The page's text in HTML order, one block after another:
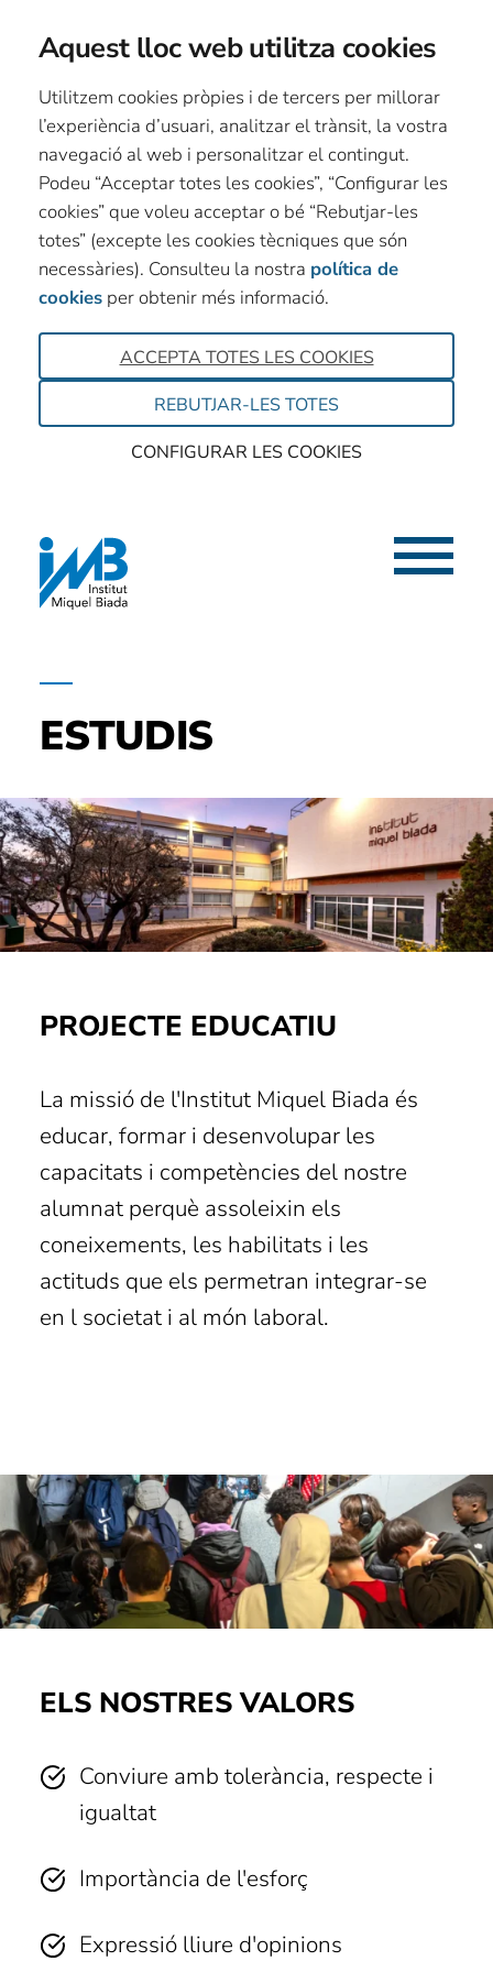
Aquest lloc web utilitza cookies
Utilitzem cookies pròpies i de tercers per millorar
l’experiència d’usuari, analitzar el trànsit, la vostra
navegació al web i personalitzar el contingut.
Podeu “Acceptar totes les cookies”, “Configurar les
cookies” que voleu acceptar o bé “Rebutjar-les
totes” (excepte les cookies tècniques que són
necessàries). Consulteu la nostra política de
cookies per obtenir més informació.
ACCEPTA TOTES LES COOKIES
REBUTJAR-LES TOTES
CONFIGURAR LES COOKIES
Menú
ESTUDIS
PROJECTE EDUCATIU
La missió de l'Institut Miquel Biada és
educar, formar i desenvolupar les
capacitats i competències del nostre
alumnat perquè assoleixin els
coneixements, les habilitats i les
actituds que els permetran integrar-se
en l societat i al món laboral.
ELS NOSTRES VALORS
Conviure amb tolerància, respecte i
igualtat
Importància de l'esforç
Expressió lliure d'opinions